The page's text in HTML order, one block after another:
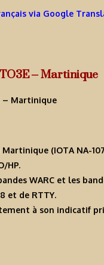
via Google
– Martinique
(IOTA NA-
HP.
WARC et les
et de RTTY.
à son indicatif